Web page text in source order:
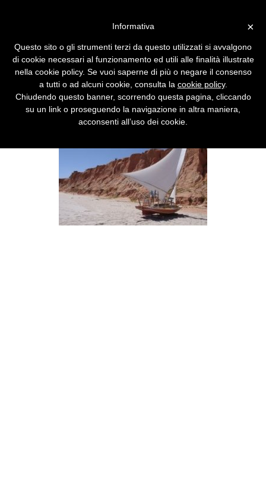
acque basse
Da qualche mese in difficoltà finanziarie, si
affiderà ai Cd per raggiungere un'utenza più
diffusa.
×
Informativa
Questo sito o gli strumenti terzi da questo utilizzati si avvalgono
di cookie necessari al funzionamento ed utili alle finalità illustrate
nella cookie policy. Se vuoi saperne di più o negare il consenso
a tutti o ad alcuni cookie, consulta la cookie policy.
Chiudendo questo banner, scorrendo questa pagina, cliccando
su un link o proseguendo la navigazione in altra maniera,
acconsenti all’uso dei cookie.